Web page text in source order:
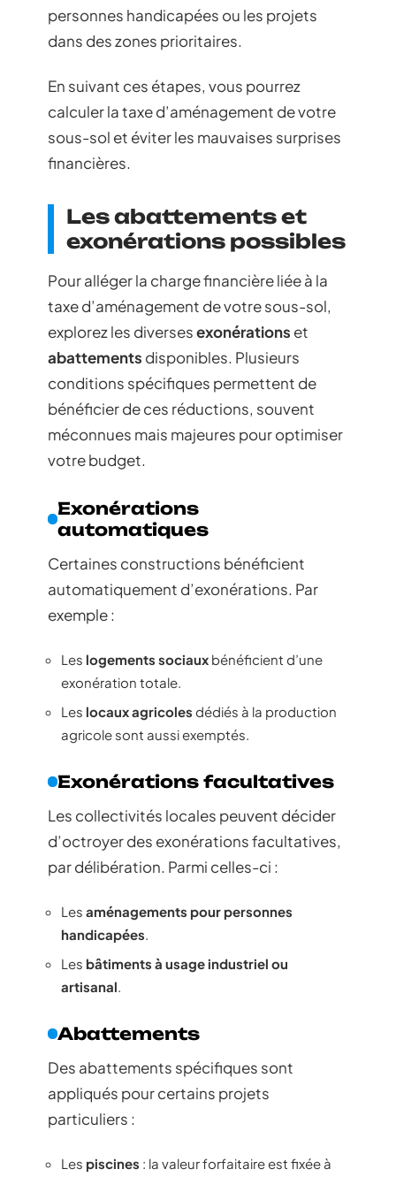
personnes handicapées ou les projets
dans des zones prioritaires.
En suivant ces étapes, vous pourrez
calculer la taxe d’aménagement de votre
sous-sol et éviter les mauvaises surprises
financières.
Les abattements et
exonérations possibles
Pour alléger la charge financière liée à la
taxe d’aménagement de votre sous-sol,
explorez les diversesexonérations et
abattements disponibles. Plusieurs
conditions spécifiques permettent de
bénéficier de ces réductions, souvent
méconnues mais majeures pour optimiser
votre budget.
Exonérations
automatiques
Certaines constructions bénéficient
automatiquement d’exonérations. Par
exemple :
Les logements sociaux bénéficient d’une
exonération totale.
Les locaux agricoles dédiés à la production
agricole sont aussi exemptés.
Exonérations facultatives
Les collectivités locales peuvent décider
d’octroyer des exonérations facultatives,
par délibération. Parmi celles-ci :
Les aménagements pour personnes
handicapées
Les bâtiments à usage industriel ou
artisanal.
Abattements
Des abattements spécifiques sont
appliqués pour certains projets
particuliers :
Les piscines : la valeur forfaitaire est fixée à